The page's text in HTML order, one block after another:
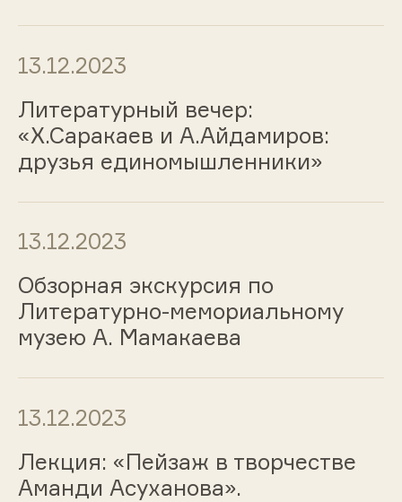
13.12.2023
Литературный вечер:
«Х.Саракаев и А.Айдамиров:
друзья единомышленники»
13.12.2023
Обзорная экскурсия по
Литературно-мемориальному
музею А. Мамакаева
13.12.2023
Лекция: «Пейзаж в творчестве
Аманди Асуханова».